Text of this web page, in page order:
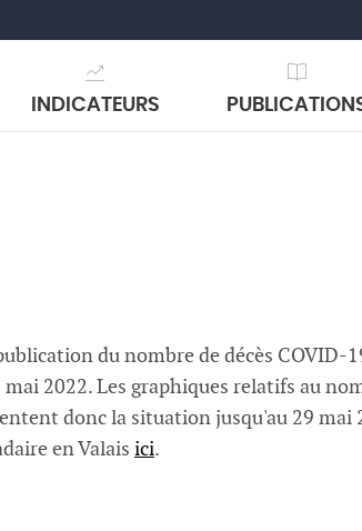
INDICATEURS
du nombre de décès COVID-
2022. Les graphiques relatifs au
donc la situation jusqu'au 29
en Valais ici.